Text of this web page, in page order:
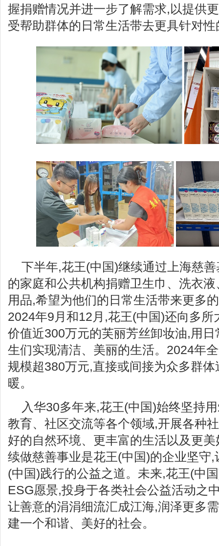
握捐赠情况并进一步了解需求,以提供
受帮助群体的日常生活带去更具针对
下半年,花王(中国)继续通过上海慈
的家庭和公共机构捐赠卫生巾、洗衣
用品,希望为他们的日常生活带来更多
2024年9月和12月,花王(中国)还向多所
价值近300万元的芙丽芳丝卸妆油,用
生们实现清洁、美丽的生活。2024年
规模超380万元,直接或间接为众多群体
暖。
入华30多年来,花王(中国)始终坚持
教育、社区交流等各个领域,开展各种
好的自然环境、更丰富的生活以及更
续做慈善事业是花王(中国)的企业坚守
(中国)践行的公益之道。未来,花王(中
ESG愿景,投身于各类社会公益活动之
让善意的涓涓细流汇成江海,润泽更多
建一个和谐、美好的社会。